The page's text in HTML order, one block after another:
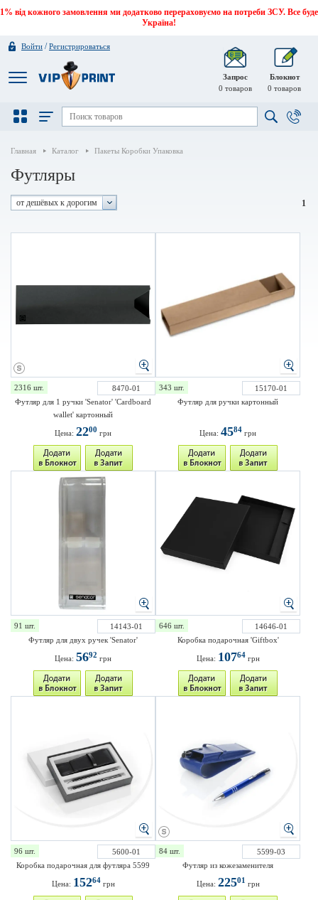
1% від кожного замовлення ми додатково перераховуємо на потреби ЗСУ. Все буде
Україна!
Войти /Регистрироваться
Запрос
0 товаров
Блокнот
0 товаров
Главная Каталог Пакеты Коробки Упаковка
Футляры
от дешёвых к дорогим 1
2316 шт.
8470-01
Футляр для 1 ручки 'Senator' 'Cardboard
wallet' картонный
Цена: 2200 грн
343 шт.
15170-01
Футляр для ручки картонный
Цена: 4584 грн
91 шт.
14143-01
Футляр для двух ручек 'Senator'
Цена: 5692 грн
646 шт.
14646-01
Коробка подарочная 'Giftbox'
Цена: 10764грн
96 шт.
5600-01
Коробка подарочная для футляра 5599
Цена: 15264грн
84 шт.
5599-03
Футляр из кожезаменителя
Цена: 22501 грн